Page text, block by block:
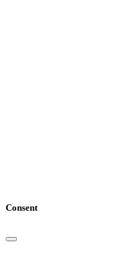
Consent